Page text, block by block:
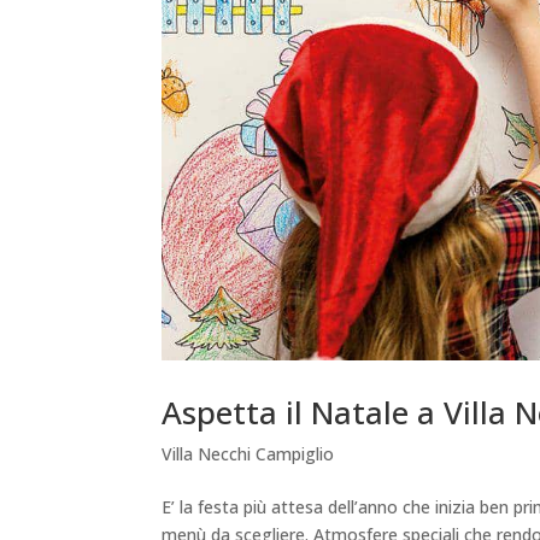
Aspetta il Natale a Villa
Villa Necchi Campiglio
E’ la festa più attesa dell’anno che inizia ben
menù da scegliere. Atmosfere speciali che